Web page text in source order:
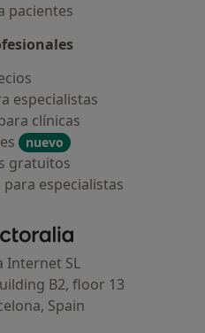
pacientes
especialistas
clínicas
nuevo
gratuitos
especialistas
Doctoralia - Página de inicio
Internet SL
B2, floor 13
Spain